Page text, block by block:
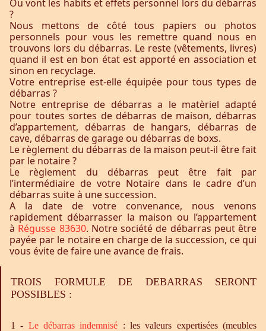
Ou vont les habits et effets personnel lors du débarras
?
Nous mettons de côté tous papiers ou photos
personnels pour vous les remettre quand nous en
trouvons lors du débarras. Le reste (vêtements, livres)
quand il est en bon état est apporté en association et
sinon en recyclage.
Votre entreprise est-elle équipée pour tous types de
débarras ?
Notre entreprise de débarras a le matèriel adapté
pour toutes sortes de débarras de maison, débarras
d’appartement, débarras de hangars, débarras de
cave, débarras de garage ou débarras de boxs.
Le règlement du débarras de la maison peut-il être fait
par le notaire ?
Le règlement du débarras peut être fait par
l’intermédiaire de votre Notaire dans le cadre d’un
débarras suite à une succession.
A la date de votre convenance, nous venons
rapidement débarrasser la maison ou l’appartement
à Régusse 83630. Notre société de débarras peut être
payée par le notaire en charge de la succession, ce qui
vous évite de faire une avance de frais.
TROIS FORMULE DE DEBARRAS SERONT
POSSIBLES :
1 - Ledébarras indemnisé : les valeurs expertisées (meubles